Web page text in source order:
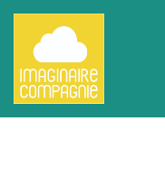
Aller
contenu